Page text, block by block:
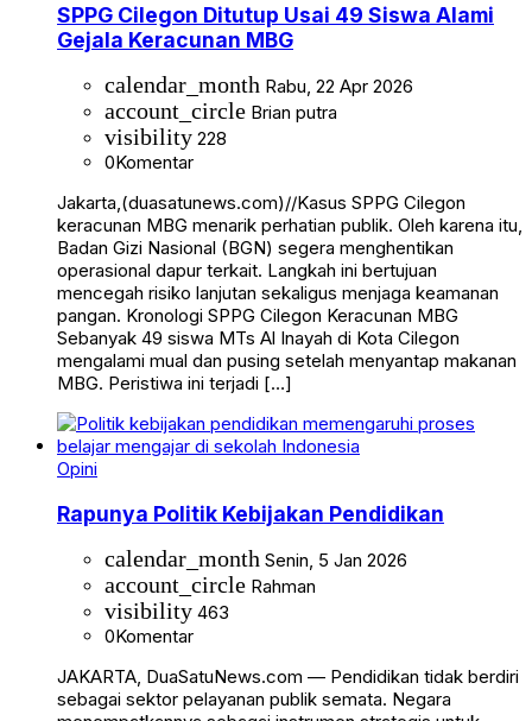
SPPG Cilegon Ditutup Usai 49 Siswa Alami
Gejala Keracunan MBG
calendar_month Rabu, 22 Apr 2026
account_circle Brian putra
visibility 228
0Komentar
Jakarta,(duasatunews.com)//Kasus SPPG Cilegon
keracunan MBG menarik perhatian publik. Oleh karena itu,
Badan Gizi Nasional (BGN) segera menghentikan
operasional dapur terkait. Langkah ini bertujuan
mencegah risiko lanjutan sekaligus menjaga keamanan
pangan. Kronologi SPPG Cilegon Keracunan MBG
Sebanyak 49 siswa MTs Al Inayah di Kota Cilegon
mengalami mual dan pusing setelah menyantap makanan
MBG. Peristiwa ini terjadi […]
Opini
Rapunya Politik Kebijakan Pendidikan
calendar_month Senin, 5 Jan 2026
account_circle Rahman
visibility 463
0Komentar
JAKARTA, DuaSatuNews.com — Pendidikan tidak berdiri
sebagai sektor pelayanan publik semata. Negara